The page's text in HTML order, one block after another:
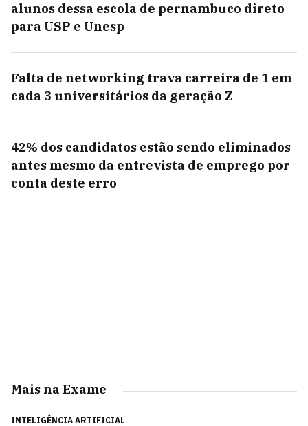
alunos dessa escola de pernambuco direto
para USP e Unesp
Falta de networking trava carreira de 1 em
cada 3 universitários da geração Z
42% dos candidatos estão sendo eliminados
antes mesmo da entrevista de emprego por
conta deste erro
Mais na Exame
INTELIGÊNCIA ARTIFICIAL